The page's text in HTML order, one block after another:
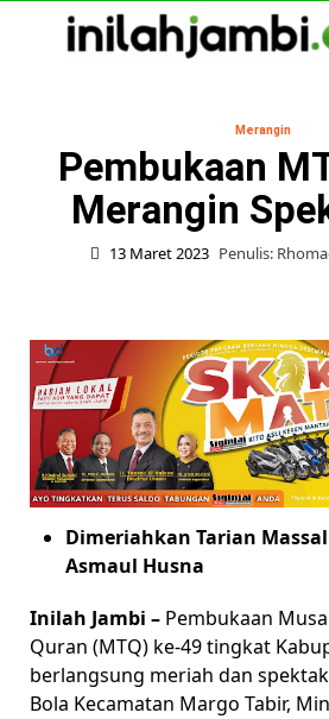
Merangin
Pembukaan
Merangin
13 Maret 2023 Penulis:
Dimeriahkan Tarian
Asmaul Husna
Inilah Jambi – Pembukaan
Quran (MTQ) ke-49 tingkat
berlangsung meriah dan
Bola Kecamatan Margo Tabir,